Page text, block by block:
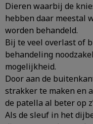
Dieren waarbij de
hebben daar meestal
worden behandeld.
Bij te veel overlast of
behandeling
mogelijkheid.
Door aan de
strakker te maken en
de patella al beter op
Als de sleuf in het